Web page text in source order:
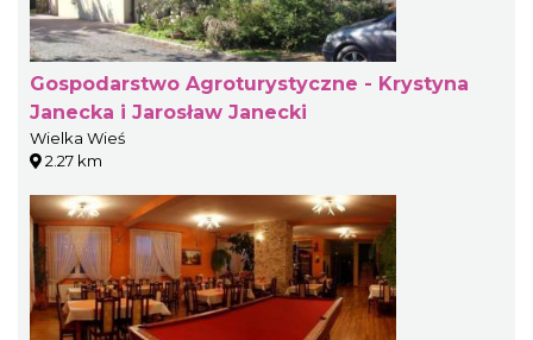
Gospodarstwo Agroturystyczne - Krystyna
Janecka i Jarosław Janecki
Wielka Wieś
2.27 km